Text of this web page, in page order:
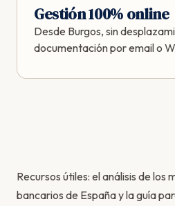
Gestión 100% online
Desde Burgos, sin
documentación por email o
Recursos útiles: elanálisis de los
bancarios de Españay laguía